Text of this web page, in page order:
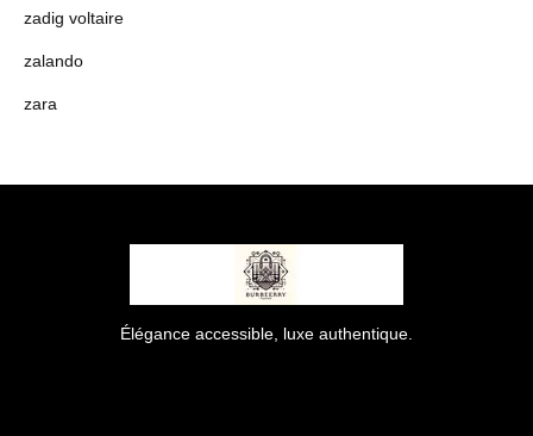
zadig voltaire
zalando
zara
Élégance accessible, luxe authentique.